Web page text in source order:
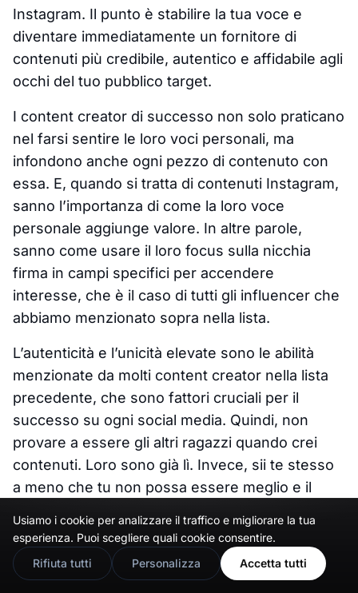
Instagram. Il punto è stabilire la tua voce e
diventare immediatamente un fornitore di
contenuti più credibile, autentico e affidabile agli
occhi del tuo pubblico target.
I content creator di successo non solo praticano
nel farsi sentire le loro voci personali, ma
infondono anche ogni pezzo di contenuto con
essa. E, quando si tratta di contenuti Instagram,
sanno l’importanza di come la loro voce
personale aggiunge valore. In altre parole,
sanno come usare il loro focus sulla nicchia
firma in campi specifici per accendere
interesse, che è il caso di tutti gli influencer che
abbiamo menzionato sopra nella lista.
L’autenticità e l’unicità elevate sono le abilità
menzionate da molti content creator nella lista
precedente, che sono fattori cruciali per il
successo su ogni social media. Quindi, non
provare a essere gli altri ragazzi quando crei
contenuti. Loro sono già lì. Invece, sii te stesso
a meno che tu non possa essere meglio e il
3. Costruire Fiducia
Usiamo i cookie per analizzare il traffico e migliorare la tua
esperienza. Puoi scegliere quali cookie consentire.
Rifiuta tutti
Personalizza Accetta tutti
🇬🇧 Would you prefer this site in English?
View in English